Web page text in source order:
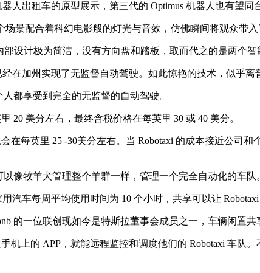
出租车的原型展示，第三代的 Optimus 机器人也有望同
景配合着科幻电影般的灯光与音效，仿佛瞬间将观众带
设计极为简洁，没有方向盘和踏板，取而代之的是两个
加州实现了无监督自动驾驶。如此惊艳的技术，似乎离
都享受到完全的无监督的自动驾驶。
美分左右，最终含税价格在每英里 30 或 40 美分。
每英里 25 -30美分左右。当 Robotaxi 的成本接近公司和
像牧羊犬管理整个羊群一样，管理一个完全自动化的车队
车每周平均使用时间为 10 个小时，共享可以让 Robotaxi
一位联创现如今是特斯拉董事会成员之一，车辆闲置共
上的 APP，就能远程监控和调度他们的 Robotaxi 车队